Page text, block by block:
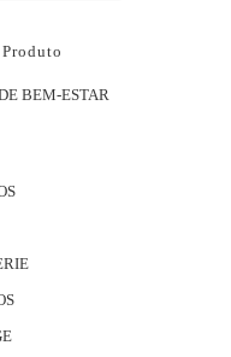
BEM-ESTAR